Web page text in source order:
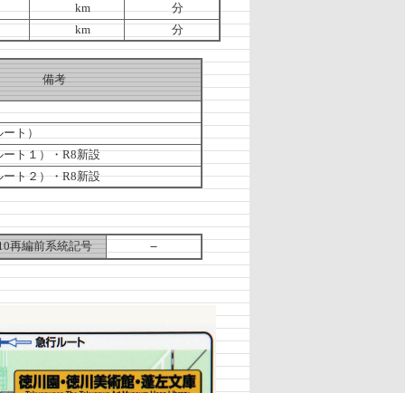
km
分
km
分
備考
ト）
ト１）・R8新設
ト２）・R8新設
再編前系統記号 －